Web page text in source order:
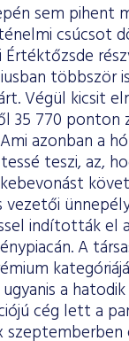
sem pihent
csúcsot
Értéktőzsde
többször
Végül kicsit
35 770 ponton
azonban a
teszi, az,
vezetői
indították el
A
a
cég lett a
szeptemberben